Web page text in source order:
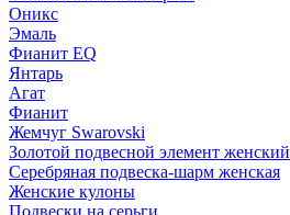
Оникс
Эмаль
Фианит EQ
Янтарь
Агат
Фианит
Жемчуг Swarovski
Золотой подвесной элемент женcкий
Серебряная подвеска-шарм женская
Женские кулоны
Подвески на серьги